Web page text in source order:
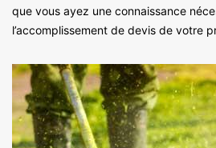
que vous ayez une connaissance
l’accomplissement de devis de votre